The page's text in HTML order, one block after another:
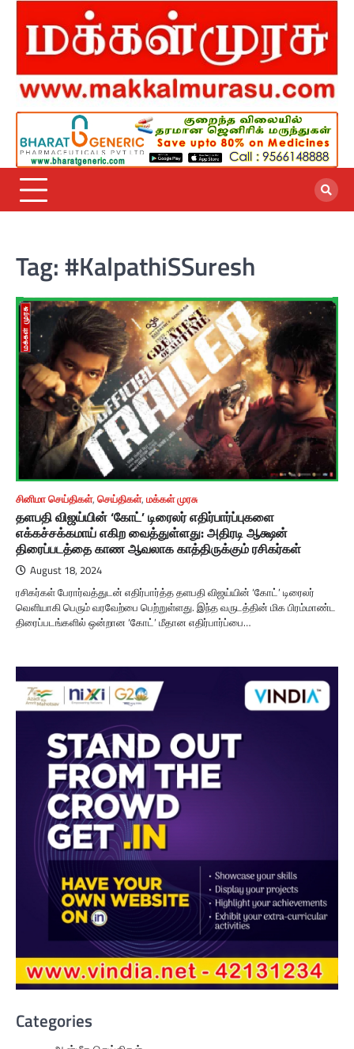
Skip
content
Tag:#KalpathiSSuresh
சினிமா செய்திகள், செய்திகள், மக்கள் முரசு
தளபதி விஜய்யின் ‘கோட்’ டிரைலர் எதிர்பார்ப்புகளை
எக்கச்சக்கமாய் எகிற வைத்துள்ளது: அதிரடி ஆக்ஷன்
திரைப்படத்தை காண ஆவலாக காத்திருக்கும் ரசிகர்கள்
August 18, 2024
ரசிகர்கள் பேரார்வத்துடன் எதிர்பார்த்த தளபதி விஜய்யின் ‘கோட்’ டிரைலர்
வெளியாகி பெரும் வரவேற்பை பெற்றுள்ளது. இந்த வருடத்தின் மிக பிரம்மாண்ட
திரைப்படங்களில் ஒன்றான ‘கோட்’ மீதான எதிர்பார்ப்பை…
Categories